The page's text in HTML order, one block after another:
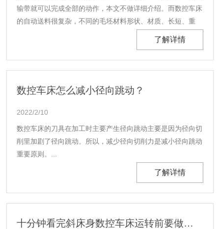
输带就可以完成全部的动作，本文不做详细介绍。而数控车床
的自动送料很复杂，不同的毛坯材料形状、材质、长短、重
了解详情
数控车床怎么减小径向跳动？
2022/2/10
数控车床的刀具在加工时主要产生径向跳动主要是因为径向切
削里加剧了径向跳动。所以，减少径向切削力是减小径向跳动
重要原则。...
了解详情
十分钟看完斜床身数控车床运转前要做哪些准备